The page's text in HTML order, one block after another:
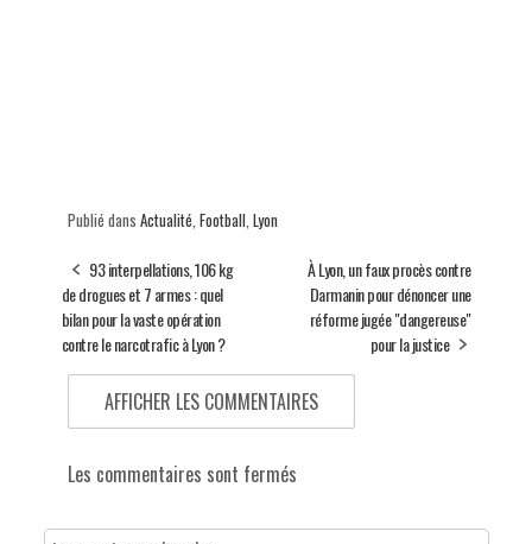
Publié dans Actualité, Football, Lyon
93 interpellations, 106 kg
de drogues et 7 armes : quel
bilan pour la vaste opération
contre le narcotrafic à Lyon ?
À Lyon, un faux procès contre
Darmanin pour dénoncer une
réforme jugée "dangereuse"
pour la justice
AFFICHER LES COMMENTAIRES
Les commentaires sont fermés